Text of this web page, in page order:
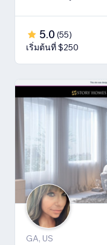
5.0 (55)
เริ่มต้นที่ $250
GA, US